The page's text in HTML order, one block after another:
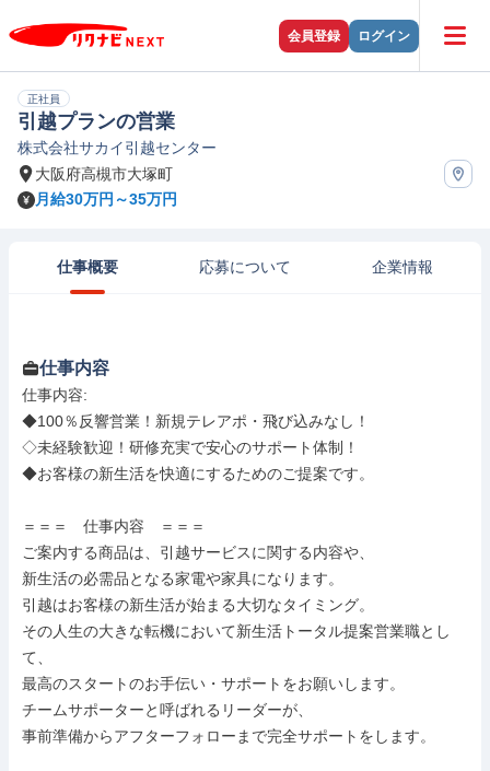
会員登録 ログイン
正社員
引越プランの営業
株式会社サカイ引越センター
大阪府高槻市大塚町
月給30万円～35万円
仕事概要 応募について 企業情報
仕事内容
仕事内容:
◆100％反響営業！新規テレアポ・飛び込みなし！
◇未経験歓迎！研修充実で安心のサポート体制！
◆お客様の新生活を快適にするためのご提案です。
＝＝＝　仕事内容　＝＝＝
ご案内する商品は、引越サービスに関する内容や、
新生活の必需品となる家電や家具になります。
引越はお客様の新生活が始まる大切なタイミング。
その人生の大きな転機において新生活トータル提案営業職とし
て、
最高のスタートのお手伝い・サポートをお願いします。
チームサポーターと呼ばれるリーダーが、
事前準備からアフターフォローまで完全サポートをします。